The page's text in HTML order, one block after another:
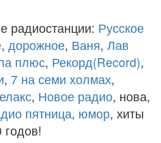
радиостанции: Русское
, дорожное, Ваня, Лав
плюс, Рекорд(Record),
, 7 на семи холмах,
, Новое радио, нова,
пятница, юмор, хиты
годов!